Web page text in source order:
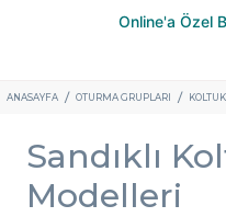
ANASAYFA OTURMA GRUPLARI
Sandıklı
Modelleri